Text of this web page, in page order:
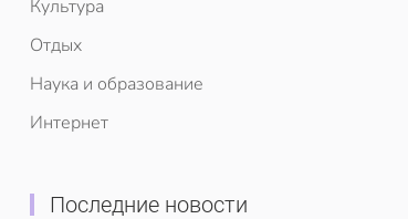
Культура
Отдых
Наука и образование
Интернет
Последние новости